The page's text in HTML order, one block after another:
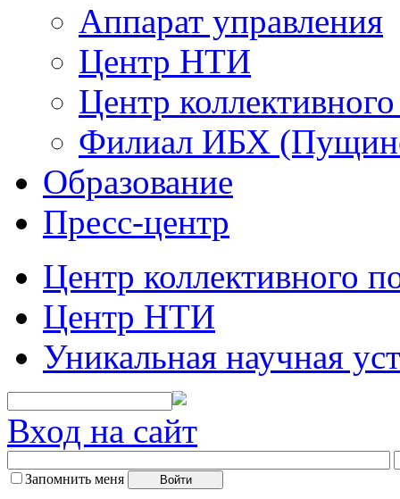
Аппарат управления
Центр НТИ
Центр
Филиал ИБХ
Образование
Пресс-центр
Центр коллективного
Центр НТИ
Уникальная научная
Вход на сайт
Запомнить меня